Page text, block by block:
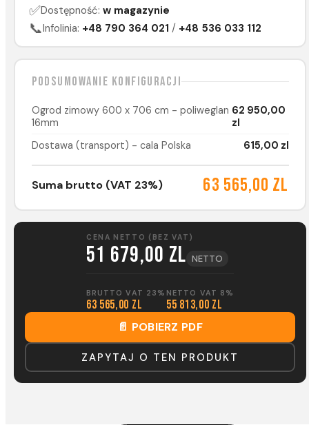
✅Dostępność: w magazynie
📞Infolinia: +48 790 364 021 / +48 536 033 112
Podsumowanie konfiguracji
Ogrod zimowy 600 x 706 cm - poliweglan
16mm
62 950,00
zl
Dostawa (transport) - cala Polska
615,00 zl
Suma brutto (VAT 23%) 63 565,00 zl
CENA NETTO (BEZ VAT)
51 679,00 zl NETTO
BRUTTO VAT 23%
63 565,00 zl
NETTO VAT 8%
55 813,00 zl
📄 POBIERZ PDF
ZAPYTAJ O TEN PRODUKT